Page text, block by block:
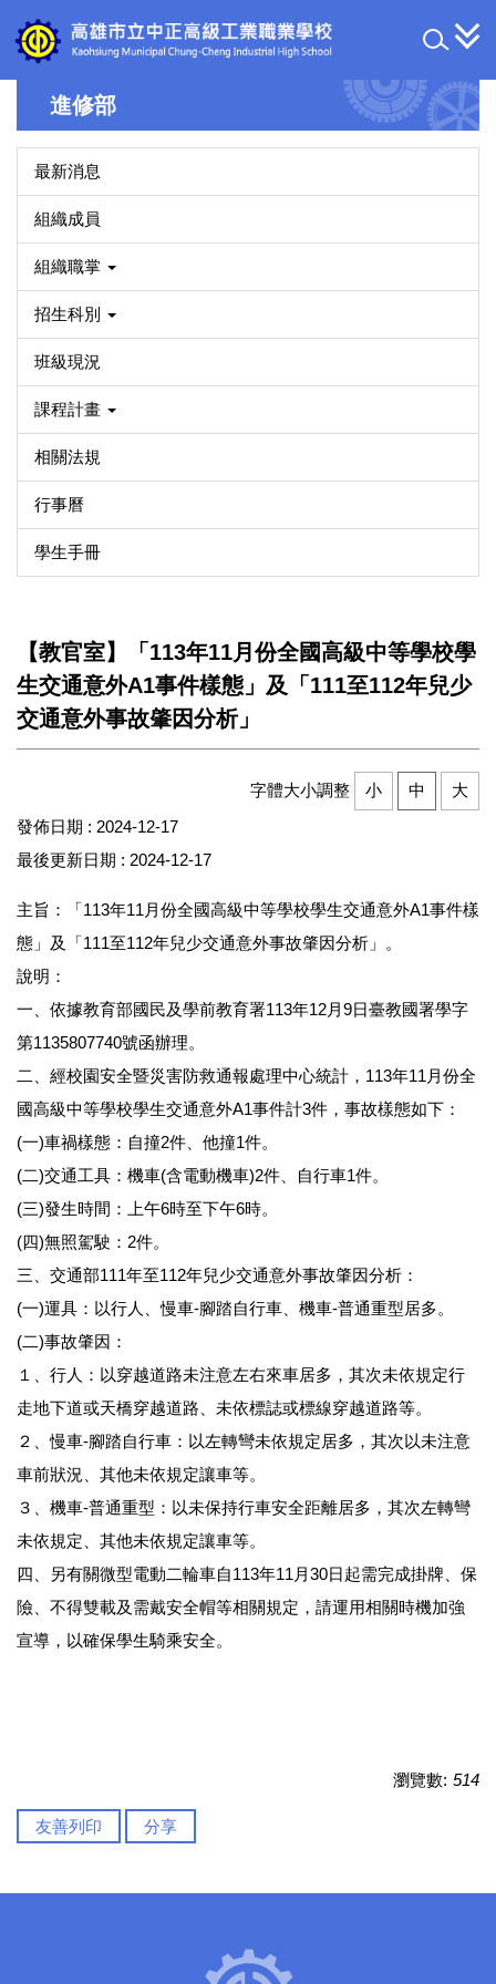
到
主
進修部
最新消息
組織成員
組織職掌
招生科別
班級現況
課程計畫
相關法規
行事曆
學生手冊
【教官室】「113年11月份全國高級中等學校學
生交通意外A1事件樣態」及「111至112年兒少
交通意外事故肇因分析」
字體大小調整 小 中
大
發佈日期 : 2024-12-17
最後更新日期 : 2024-12-17
主旨：「113年11月份全國高級中等學校學生交通意外A1事件樣
態」及「111至112年兒少交通意外事故肇因分析」。
說明：
一、依據教育部國民及學前教育署113年12月9日臺教國署學字
第1135807740號函辦理。
二、經校園安全暨災害防救通報處理中心統計，113年11月份全
國高級中等學校學生交通意外A1事件計3件，事故樣態如下：
(一)車禍樣態：自撞2件、他撞1件。
(二)交通工具：機車(含電動機車)2件、自行車1件。
(三)發生時間：上午6時至下午6時。
(四)無照駕駛：2件。
三、交通部111年至112年兒少交通意外事故肇因分析：
(一)運具：以行人、慢車-腳踏自行車、機車-普通重型居多。
(二)事故肇因：
１、行人：以穿越道路未注意左右來車居多，其次未依規定行
走地下道或天橋穿越道路、未依標誌或標線穿越道路等。
２、慢車-腳踏自行車：以左轉彎未依規定居多，其次以未注意
車前狀況、其他未依規定讓車等。
３、機車-普通重型：以未保持行車安全距離居多，其次左轉彎
未依規定、其他未依規定讓車等。
四、另有關微型電動二輪車自113年11月30日起需完成掛牌、保
險、不得雙載及需戴安全帽等相關規定，請運用相關時機加強
宣導，以確保學生騎乘安全。
瀏覽數: 514
友善列印 分享